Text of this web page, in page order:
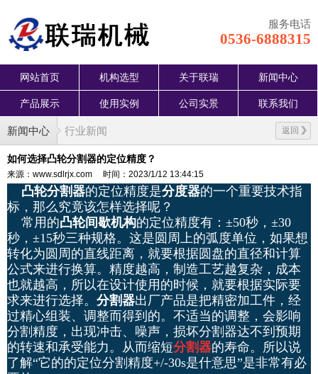
服务电话
0536-6888315
网站首页 机构选型 关于联瑞 新闻中心
产品展示 使用实例 公司实景 联系我们
新闻中心 返回
行业新闻
如何选择凸轮分割器的定位精度？
来源：www.sdlrjx.com 时间：2023/1/12 13:44:15
凸轮分割器的定位精度是分度器的一个重要技术指
标，那么究竟该怎样选择呢？
常用的凸轮间歇机构的定位精度有：±50秒，±30
秒，±15秒三种规格。这是圆周上的弧度单位，如果想
转化为圆周的直线距离，就要根据圆盘的直径和计算
公式来进行换算。精度越高，制造工艺越复杂，成本
也就越高，所以在设计使用的时候，就要根据实际要
求来进行选择。 分割器出厂产品是把精密加工件，经
过精心组装、调整而得到的。不适当的调整，会影响
分割精度，出现冲击、噪声，损坏分割器达不到预期
的转速和承受能力。从而缩短分割器的寿命。所以说
了解“它的的定位分割精度+/-30s是什意思”是非常有必